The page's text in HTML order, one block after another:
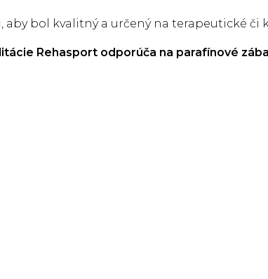
bol kvalitný a určený na terapeutické či
Rehasport odporúča na parafínové